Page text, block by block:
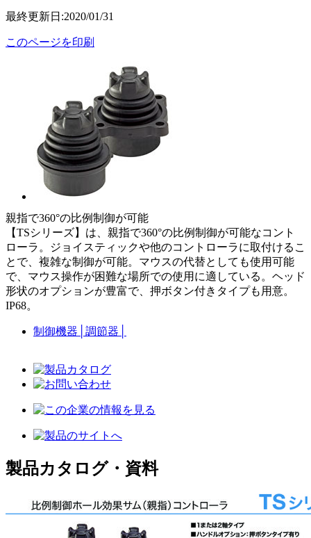
最終更新日:2020/01/31
このページを印刷
親指で360°の比例制御が可能
【TSシリーズ】は、親指で360°の比例制御が可能なコント
ローラ。ジョイスティックや他のコントローラに取付けるこ
とで、複雑な制御が可能。マウスの代替としても使用可能
で、マウス操作が困難な場所での使用に適している。ヘッド
形状のオプションが豊富で、押ボタン付きタイプも用意。
IP68。
制御機器 調節器
製品カタログ・資料